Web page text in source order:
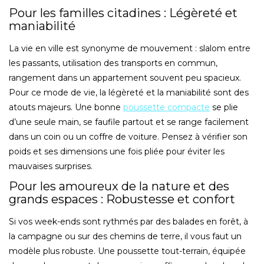
Pour les familles citadines : Légèreté et
maniabilité
La vie en ville est synonyme de mouvement : slalom entre
les passants, utilisation des transports en commun,
rangement dans un appartement souvent peu spacieux.
Pour ce mode de vie, la légèreté et la maniabilité sont des
atouts majeurs. Une bonne poussette compacte se plie
d’une seule main, se faufile partout et se range facilement
dans un coin ou un coffre de voiture. Pensez à vérifier son
poids et ses dimensions une fois pliée pour éviter les
mauvaises surprises.
Pour les amoureux de la nature et des
grands espaces : Robustesse et confort
Si vos week-ends sont rythmés par des balades en forêt, à
la campagne ou sur des chemins de terre, il vous faut un
modèle plus robuste. Une poussette tout-terrain, équipée